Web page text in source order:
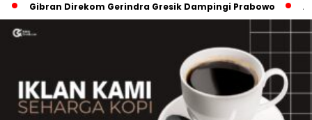
Gibran Direkom Gerindra Gresik Dampingi Prabowo